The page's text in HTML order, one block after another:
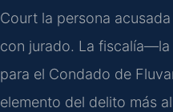
Court la persona
con jurado. La fiscalía—la
para el Condado de
elemento del delito más